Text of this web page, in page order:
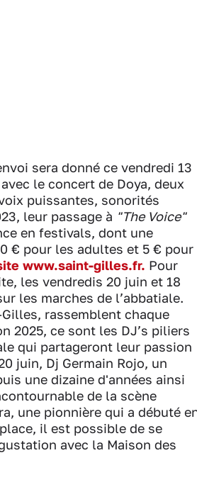
sera donné ce vendredi 13
le concert de Doya, deux
puissantes, sonorités
leur passage à "The Voice"
en festivals, dont une
€ pour les adultes et 5 € pour
www.saint-gilles.fr. Pour
les vendredis 20 juin et 18
les marches de l’abbatiale.
rassemblent chaque
2025, ce sont les DJ’s piliers
qui partageront leur passion
juin, Dj Germain Rojo, un
une dizaine d'années ainsi
de la scène
une pionnière qui a débuté
il est possible de se
avec la Maison des